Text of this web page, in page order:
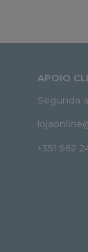
APOIO
Segunda
+351 962